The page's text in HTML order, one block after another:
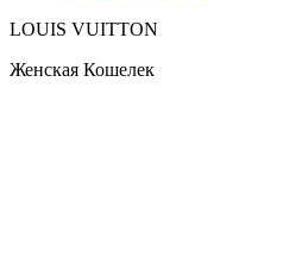
LOUIS VUITTON
Женская Кошелек